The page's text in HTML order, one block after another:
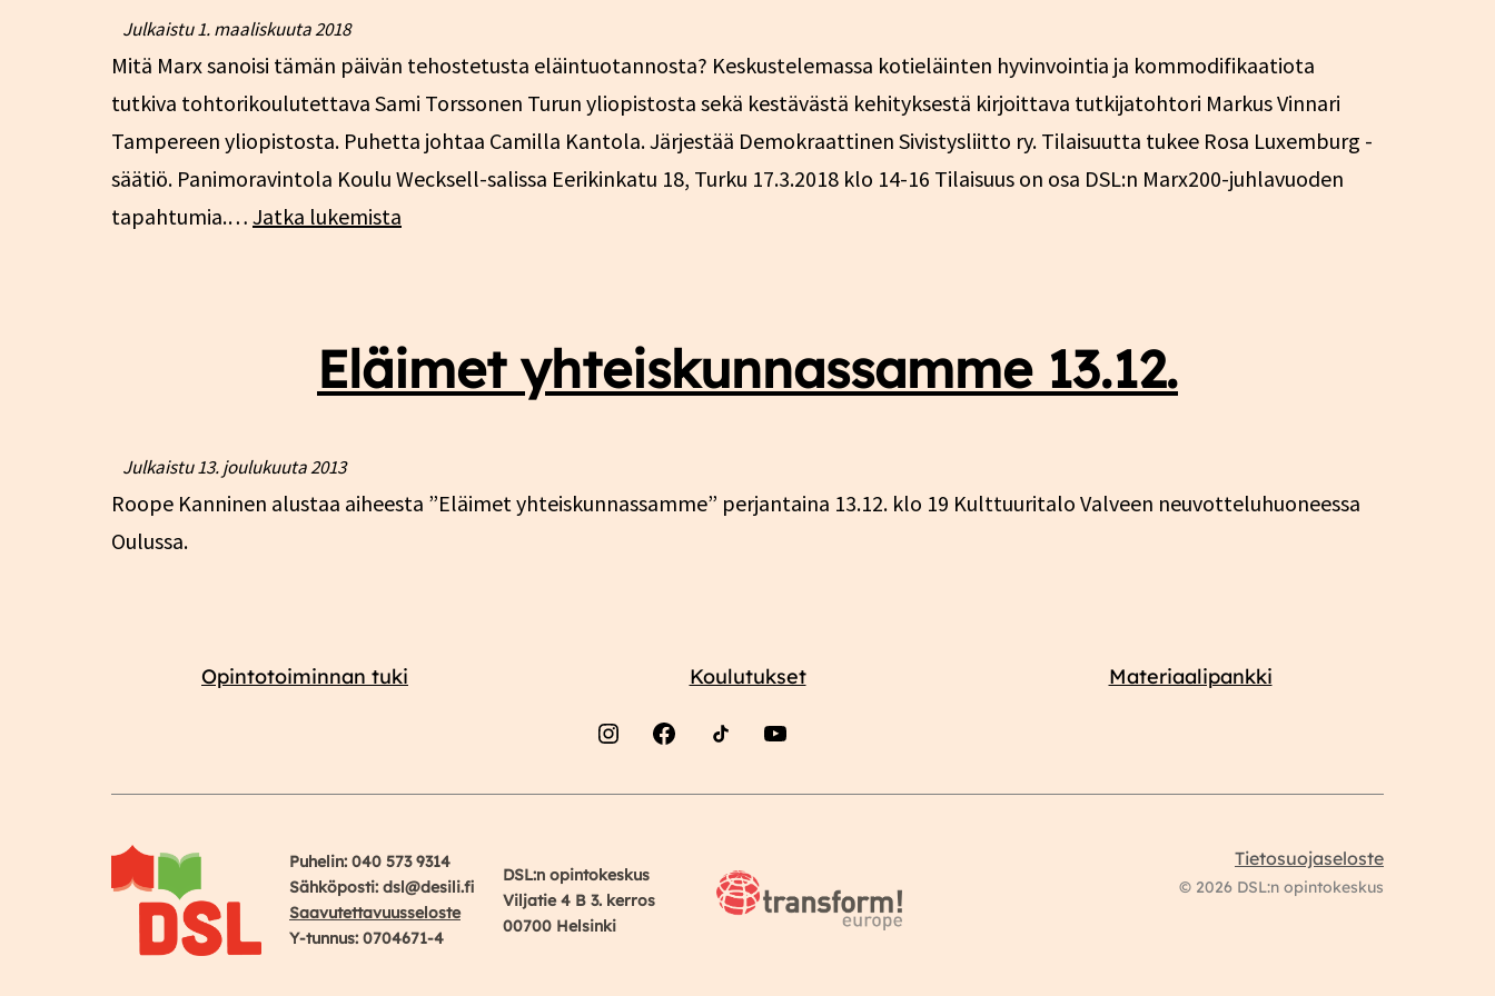
Julkaistu1. maaliskuuta 2018
Mitä Marx sanoisi tämän päivän tehostetusta eläintuotannosta? Keskustelemassa kotieläinten hyvinvointia ja kommodifikaatiota
tutkiva tohtorikoulutettava Sami Torssonen Turun yliopistosta sekä kestävästä kehityksestä kirjoittava tutkijatohtori Markus Vinnari
Tampereen yliopistosta. Puhetta johtaa Camilla Kantola. Järjestää Demokraattinen Sivistysliitto ry. Tilaisuutta tukee Rosa Luxemburg -
säätiö. Panimoravintola Koulu Wecksell-salissa Eerikinkatu 18, Turku 17.3.2018 klo 14-16 Tilaisuus on osa DSL:n Marx200-juhlavuoden
tapahtumia.… Jatka lukemista
Turku
17.3.
Eläimet yhteiskunnassamme 13.12.
Julkaistu13. joulukuuta 2013
Roope Kanninen alustaa aiheesta ”Eläimet yhteiskunnassamme” perjantaina 13.12. klo 19 Kulttuuritalo Valveen neuvotteluhuoneessa
Oulussa.
Opintotoiminnan tuki Koulutukset Materiaalipankki
Puhelin: 040 573 9314
Sähköposti: dsl@desili.fi
Saavutettavuusseloste
Y-tunnus: 0704671-4
DSL:n opintokeskus
Viljatie 4 B 3. kerros
00700 Helsinki
© 2026 DSL:n opintokeskus
Tietosuojaseloste